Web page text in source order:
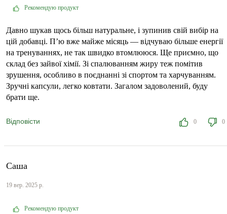
Рекомендую продукт
Давно шукав щось більш натуральне, і зупинив свій вибір на
цій добавці. П’ю вже майже місяць — відчуваю більше енергії
на тренуваннях, не так швидко втомлююся. Ще приємно, що
склад без зайвої хімії. Зі спалюванням жиру теж помітив
зрушення, особливо в поєднанні зі спортом та харчуванням.
Зручні капсули, легко ковтати. Загалом задоволений, буду
брати ще.
Відповісти 0 0
Саша
19 вер. 2025 р.
Рекомендую продукт